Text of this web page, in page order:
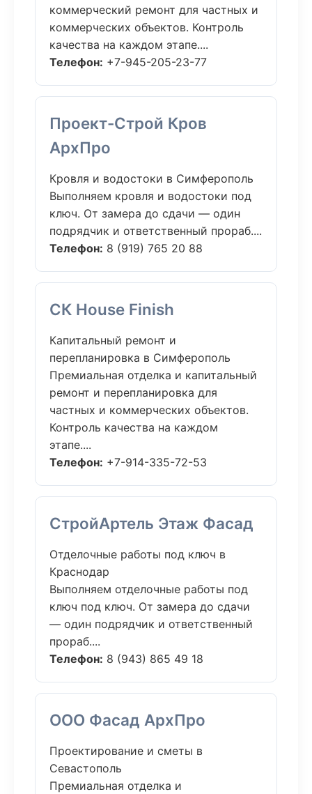
коммерческий ремонт для частных и
коммерческих объектов. Контроль
качества на каждом этапе....
Телефон: +7-945-205-23-77
Проект-Строй Кров
АрхПро
Кровля и водостоки в Симферополь
Выполняем кровля и водостоки под
ключ. От замера до сдачи — один
подрядчик и ответственный прораб....
Телефон: 8 (919) 765 20 88
СК House Finish
Капитальный ремонт и
перепланировка в Симферополь
Премиальная отделка и капитальный
ремонт и перепланировка для
частных и коммерческих объектов.
Контроль качества на каждом
этапе....
Телефон: +7-914-335-72-53
СтройАртель Этаж Фасад
Отделочные работы под ключ в
Краснодар
Выполняем отделочные работы под
ключ под ключ. От замера до сдачи
— один подрядчик и ответственный
прораб....
Телефон: 8 (943) 865 49 18
ООО Фасад АрхПро
Проектирование и сметы в
Севастополь
Премиальная отделка и